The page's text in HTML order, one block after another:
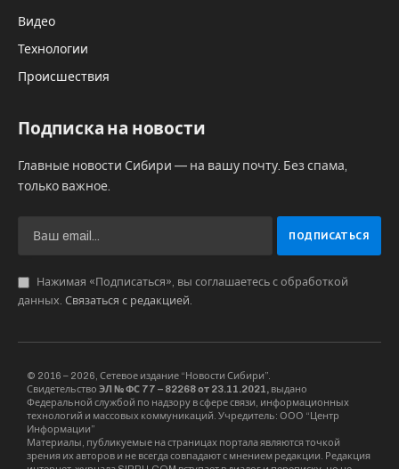
Видео
Технологии
Происшествия
Подписка на новости
Главные новости Сибири — на вашу почту. Без спама,
только важное.
Нажимая «Подписаться», вы соглашаетесь с обработкой
данных. Связаться с редакцией.
© 2016 – 2026, Сетевое издание “Новости Сибири”.
Свидетельство ЭЛ № ФС 77 – 82268 от 23.11.2021, выдано
Федеральной службой по надзору в сфере связи, информационных
технологий и массовых коммуникаций. Учредитель: ООО “Центр
Информации”
Материалы, публикуемые на страницах портала являются точкой
зрения их авторов и не всегда совпадают с мнением редакции. Редакция